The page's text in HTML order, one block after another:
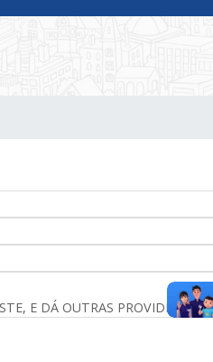
E DÁ OUTRAS PROVIDÊNCIAS.